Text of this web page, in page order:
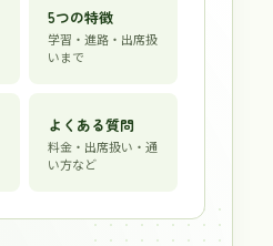
5つの特徴
学習・進路・出席扱
いまで
よくある質問
料金・出席扱い・通
い方など